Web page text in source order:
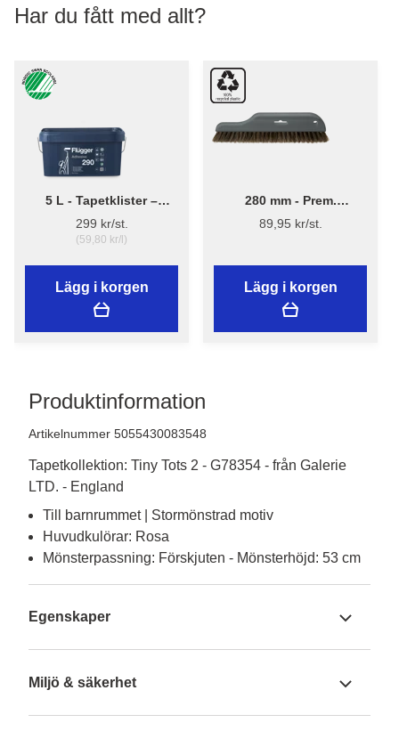
Har du fått med allt?
5 L - Tapetklister –
Flügger Adhesive 290
299 kr/st.
(59,80 kr/l)
Lägg i korgen
280 mm - Prem.
Tapetborst 3540
89,95 kr/st.
Lägg i korgen
Produktinformation
Artikelnummer 5055430083548
Tapetkollektion: Tiny Tots 2 - G78354 - från Galerie
LTD. - England
Till barnrummet | Stormönstrad motiv
Huvudkulörar: Rosa
Mönsterpassning: Förskjuten - Mönsterhöjd: 53 cm
Egenskaper
Miljö & säkerhet